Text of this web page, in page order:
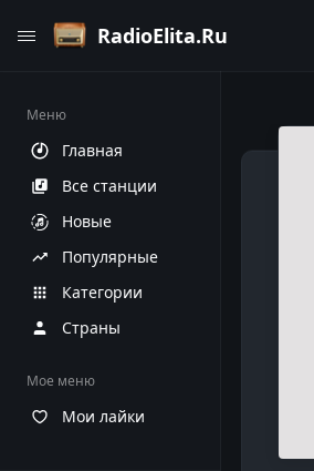
RadioElita.Ru
Меню
Главная
Все станции
Новые
Популярные
Категории
Страны
Мое меню
Мои лайки